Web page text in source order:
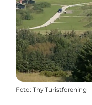
Foto: Thy Turistforening